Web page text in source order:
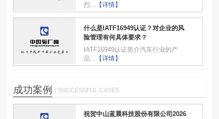
烈...
【详情】
什么是IATF16949认证？对企业的风
险管理有何具体要求？
IATF16949认证简介汽车行业的产
品...
【详情】
成功案例 / SUCCESSFUL CASES
祝贺中山蓝晨科技股份有限公司2026